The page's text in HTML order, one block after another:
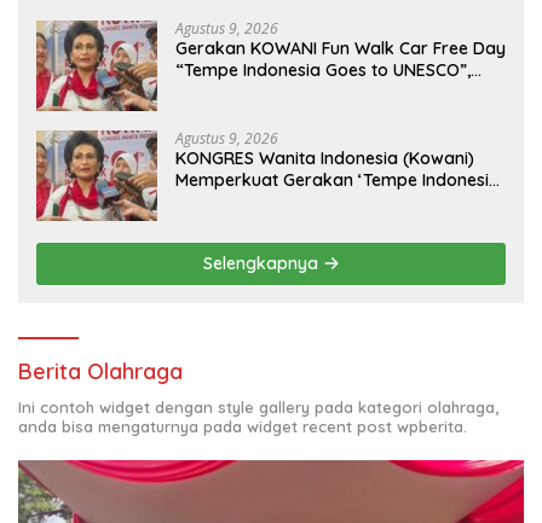
Agustus 9, 2026
Gerakan KOWANI Fun Walk Car Free Day
“Tempe Indonesia Goes to UNESCO”,
Agustus 9, 2026
KONGRES Wanita Indonesia (Kowani)
Memperkuat Gerakan ‘Tempe Indonesia
Selengkapnya
Berita Olahraga
Ini contoh widget dengan style gallery pada kategori olahraga,
anda bisa mengaturnya pada widget recent post wpberita.